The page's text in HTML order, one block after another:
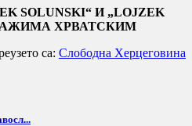
SOLUNSKI“ И „LOJZEK
ХРВАТСКИМ
са: Слободна Херцеговина